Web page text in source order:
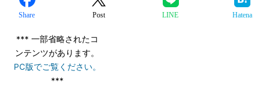
Share Post LINE Hatena
*** 一部省略されたコ
ンテンツがあります。
PC版でご覧ください。
***